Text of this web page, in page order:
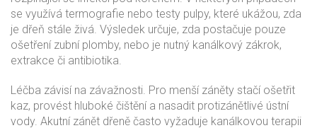
se využívá termografie nebo testy pulpy, které ukážou, zda
je dřeň stále živá. Výsledek určuje, zda postačuje pouze
ošetření zubní plomby, nebo je nutný kanálkový zákrok,
extrakce či antibiotika.
Léčba závisí na závažnosti. Pro menší záněty stačí ošetřit
kaz, provést hluboké čištění a nasadit protizánětlivé ústní
vody. Akutní zánět dřeně často vyžaduje kanálkovou terapii